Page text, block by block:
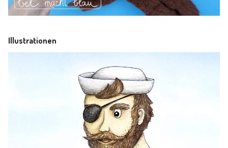
Illustrationen